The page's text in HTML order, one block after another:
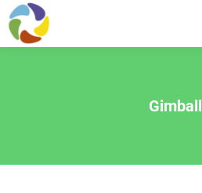
Gimball